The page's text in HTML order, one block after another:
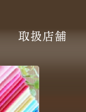
取扱店舗